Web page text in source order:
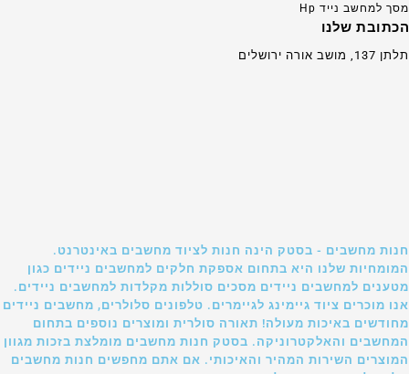
מסך למחשב נייד Hp
הכתובת שלנו
תלתן 137, מושב אורה ירושלים
חנות מחשבים - בסטק הינה חנות לציוד מחשבים באינטרנט.
המומחיות שלנו היא בתחום אספקת חלקים למחשבים ניידים כגון
מטענים למחשבים ניידים מסכים סוללות מקלדות למחשבים ניידים.
אנו מוכרים ציוד גיימינג לגיימרים. טלפונים סלולרים, מחשבים ניידים
מחודשים באיכות מעולה! תאורה סולרית ומוצרים נוספים בתחום
המחשבים והאלקטרוניקה. בסטק חנות מחשבים מומלצת בזכות מגוון
המוצרים השירות המהיר והאיכותי. אם אתם מחפשים חנות מחשבים